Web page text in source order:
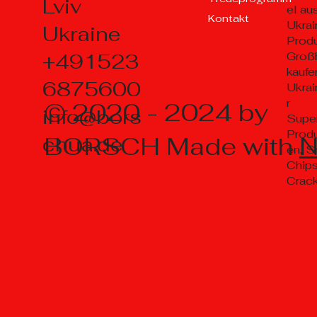
Lviv
Ukraine
+491523
6875600
info@bors
chua.de
© 2020 - 2024 by
BORSCH Made with
Kontakt
el
r
en,